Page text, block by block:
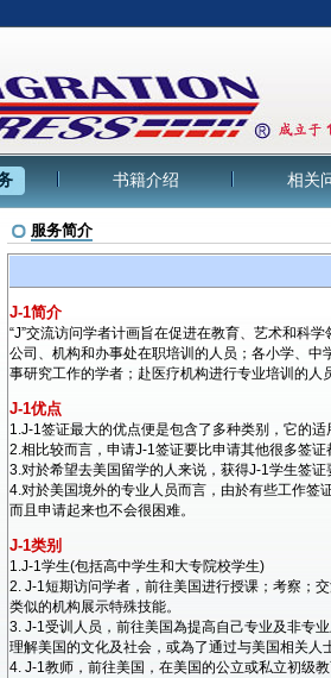
书籍介绍 相关
服务简介
J-1简介
“J”交流访问学者计画旨在促进在教育、艺术和科
公司、机构和办事处在职培训的人员；各小学、
事研究工作的学者；赴医疗机构进行专业培训的人
J-1优点
1.J-1签证最大的优点便是包含了多种类别，它的适
2.相比较而言，申请J-1签证要比申请其他很多签证
3.对於希望去美国留学的人来说，获得J-1学生签
4.对於美国境外的专业人员而言，由於有些工作签
而且申请起来也不会很困难。
J-1类别
1.J-1学生(包括高中学生和大专院校学生)
2. J-1短期访问学者，前往美国进行授课；考察；
类似的机构展示特殊技能。
3. J-1受训人员，前往美国為提高自己专业及非专
理解美国的文化及社会，或為了通过与美国相关人
4. J-1教师，前往美国，在美国的公立或私立初级